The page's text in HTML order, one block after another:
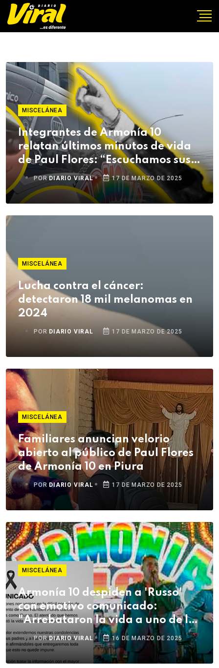
MISCELÁNEA
Integrantes de Armonía 10
relatan últimos minutos de vida
de Paul Flores: “Escuchamos sus
gritos”
PORDIARIO VIRAL 17 DE MARZO DE 2025
MISCELÁNEA
Lucha contra el cáncer:
detectaron 18 mil melanomas en
2024
POR DIARIO VIRAL 17 DE MARZO DE 2025
MISCELÁNEA
Familiares anuncian velorio
abierto al público de Paul Flores
de Armonía 10 en Piura
POR DIARIO VIRAL 17 DE MARZO DE 2025
MISCELÁNEA
Armonía 10 despiden a 'Russo'
con emotivo comunicado:
"Arrebataron la vida a uno de los
nuestros"
PORDIARIO VIRAL 16 DE MARZO DE 2025